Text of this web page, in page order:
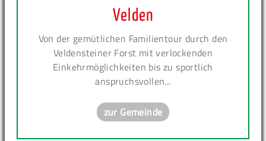
Velden
Von der gemütlichen Familientour durch den
Veldensteiner Forst mit verlockenden
Einkehrmöglichkeiten bis zu sportlich
anspruchsvollen...
zur Gemeinde